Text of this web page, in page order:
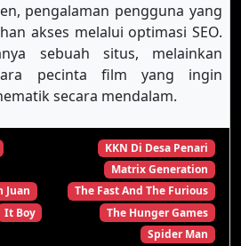
pengalaman pengguna yang
akses melalui optimasi SEO.
sebuah situs, melainkan
pecinta film yang ingin
secara mendalam.
KKN Di Desa Penari
Matrix Generation
Juan
The Fast And The Furious
It Boy
The Hunger Games
Spider Man